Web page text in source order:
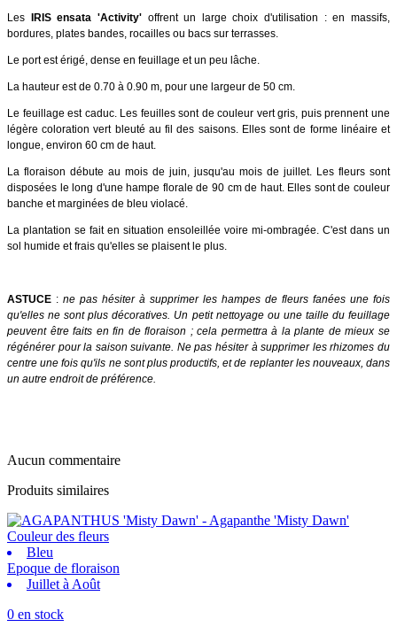
Les IRIS ensata 'Activity' offrent un large choix d'utilisation : en massifs,
bordures, plates bandes, rocailles ou bacs sur terrasses.
Le port est érigé, dense en feuillage et un peu lâche.
La hauteur est de 0.70 à 0.90 m, pour une largeur de 50 cm.
Le feuillage est caduc. Les feuilles sont de couleur vert gris, puis prennent une
légère coloration vert bleuté au fil des saisons. Elles sont de forme linéaire et
longue, environ 60 cm de haut.
La floraison débute au mois de juin, jusqu'au mois de juillet. Les fleurs sont
disposées le long d'une hampe florale de 90 cm de haut. Elles sont de couleur
banche et marginées de bleu violacé.
La plantation se fait en situation ensoleillée voire mi-ombragée. C'est dans un
sol humide et frais qu'elles se plaisent le plus.
ASTUCE : ne pas hésiter à supprimer les hampes de fleurs fanées une fois
qu'elles ne sont plus décoratives. Un petit nettoyage ou une taille du feuillage
peuvent être faits en fin de floraison ; cela permettra à la plante de mieux se
régénérer pour la saison suivante. Ne pas hésiter à supprimer les rhizomes du
centre une fois qu'ils ne sont plus productifs, et de replanter les nouveaux, dans
un autre endroit de préférence.
Aucun commentaire
Produits similaires
Couleur des fleurs
Bleu
Epoque de floraison
Juillet à Août
0 en stock